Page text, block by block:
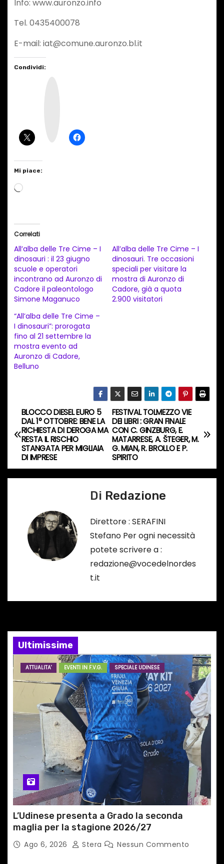
Info: www.auronzo.info
Tel. 0435400078
E-mail: iat@comune.auronzo.bl.it
Condividi:
Mi piace:
C
a
m
e
n
t
o
i
n
c
s
o
…
Correlati
All’alba delle Tre Cime – I
dinosauri : il 23 giugno
scuole e operatori
incontrano ad Auronzo di
Cadore il paleontologo
Simone Maganuco
All’alba delle Tre Cime – I
dinosauri. Tre occasioni
speciali per visitare la
mostra di Auronzo di
Cadore, già a quota
2.900 visitatori
“All’alba delle Tre Cime –
I dinosauri”: prorogata
fino al 21 settembre la
mostra evento ad
Auronzo di Cadore,
Belluno
N
a
v
i
n
e
a
r
i
c
o
l
i
FESTIVAL TOLMEZZO VIE
DEI LIBRI : GRAN FINALE
CON C. GINZBURG, E.
MATARRESE, A. ŠTEGER, M.
G. MIAN, R. BROLLO E P.
SPIRITO
BLOCCO DIESEL EURO 5
DAL 1° OTTOBRE: BENE LA
RICHIESTA DI DEROGA MA
RESTA IL RISCHIO
STANGATA PER MIGLIAIA
DI IMPRESE
Di Redazione
Direttore : SERAFINI
Stefano Per ogni necessità
potete scrivere a :
redazione@vocedelnordes
t.it
Ultimissime
ATTUALITA' EVENTI IN F.V.G. SPECIALE UDINESE
L’Udinese presenta a Grado la seconda
maglia per la stagione 2026/27
Ago 6, 2026 Stera Nessun Commento